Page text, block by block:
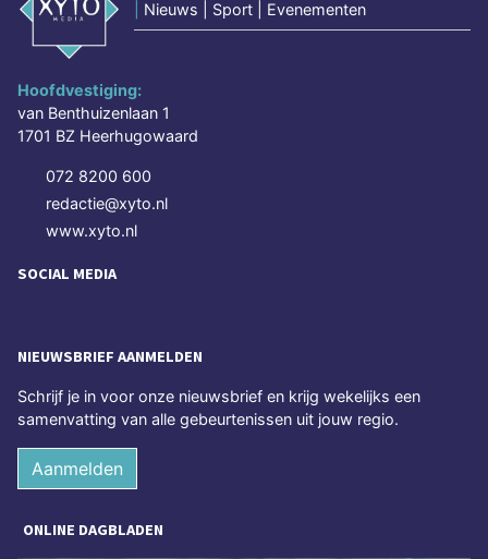
Nieuws | Sport | Evenementen
Hoofdvestiging:
van Benthuizenlaan 1
1701 BZ Heerhugowaard
072 8200 600
redactie@xyto.nl
www.xyto.nl
SOCIAL MEDIA
NIEUWSBRIEF AANMELDEN
Schrijf je in voor onze nieuwsbrief en krijg wekelijks een
samenvatting van alle gebeurtenissen uit jouw regio.
Aanmelden
ONLINE DAGBLADEN